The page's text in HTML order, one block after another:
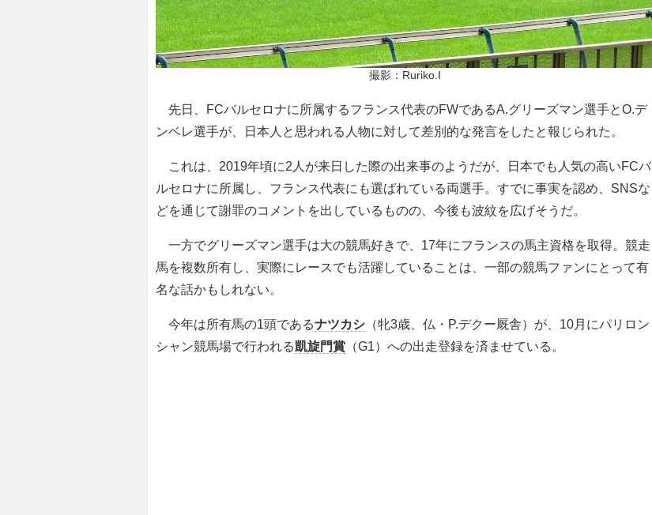
撮影：Ruriko.I
先日、FCバルセロナに所属するフランス代表のFWであるA.グリーズマン選手とO.デ
ンベレ選手が、日本人と思われる人物に対して差別的な発言をしたと報じられた。
これは、2019年頃に2人が来日した際の出来事のようだが、日本でも人気の高いFCバ
ルセロナに所属し、フランス代表にも選ばれている両選手。すでに事実を認め、SNSな
どを通じて謝罪のコメントを出しているものの、今後も波紋を広げそうだ。
一方でグリーズマン選手は大の競馬好きで、17年にフランスの馬主資格を取得。競走
馬を複数所有し、実際にレースでも活躍していることは、一部の競馬ファンにとって有
名な話かもしれない。
今年は所有馬の1頭であるナツカシ （牝3歳、仏・P.デクー厩舎）が、10月にパリロン
シャン競馬場で行われる凱旋門賞 （G1）への出走登録を済ませている。